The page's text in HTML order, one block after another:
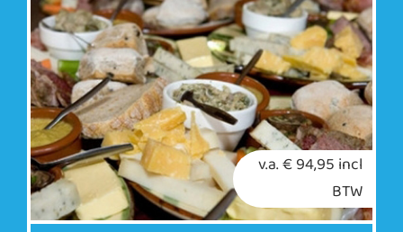
v.a. € 94,95 incl
BTW